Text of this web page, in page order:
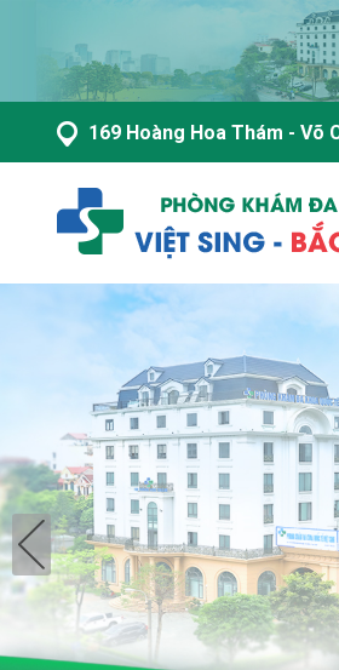
169 Hoàng Hoa Thám - Võ